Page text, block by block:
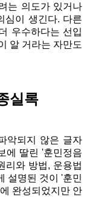
는 의도가 있거나
심이 생긴다. 다른
우수하다는 선입
알 거라는 자만도
실록
악되지 않은 글자
에 딸린 '훈민정음
리와 방법, 운용법
설명된 것이 '훈민
완성되었지만 안